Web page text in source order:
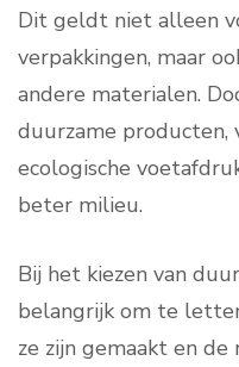
Dit geldt niet alleen
verpakkingen, maar
andere materialen.
duurzame producten,
ecologische
beter milieu.
Bij het kiezen van
belangrijk om te
ze zijn gemaakt en de